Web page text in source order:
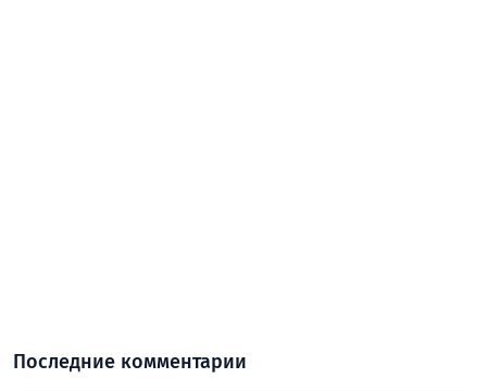
Последние комментарии